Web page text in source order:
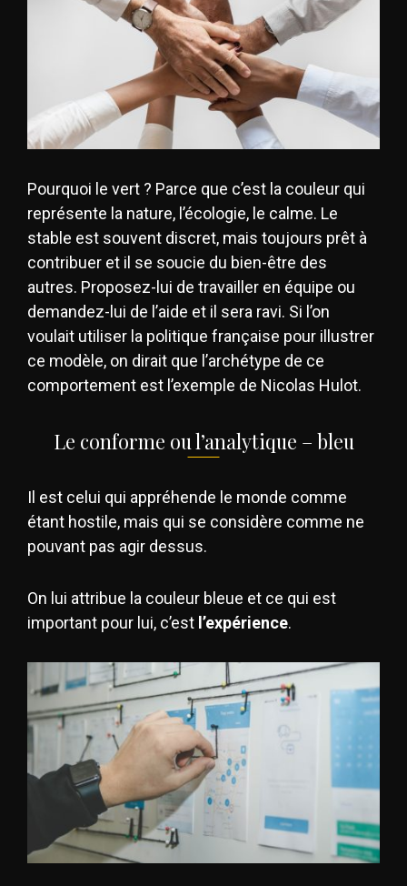
Pourquoi le vert ? Parce que c’est la couleur qui
représente la nature, l’écologie, le calme. Le
stable est souvent discret, mais toujours prêt à
contribuer et il se soucie du bien-être des
autres. Proposez-lui de travailler en équipe ou
demandez-lui de l’aide et il sera ravi. Si l’on
voulait utiliser la politique française pour illustrer
ce modèle, on dirait que l’archétype de ce
comportement est l’exemple de Nicolas Hulot.
Le conforme ou l’analytique – bleu
Il est celui qui appréhende le monde comme
étant hostile, mais qui se considère comme ne
pouvant pas agir dessus.
On lui attribue la couleur bleue et ce qui est
important pour lui, c’est l’expérience.